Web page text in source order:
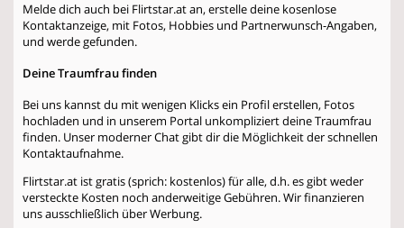
Melde dich auch bei Flirtstar.at an, erstelle deine kosenlose
Kontaktanzeige, mit Fotos, Hobbies und Partnerwunsch-Angaben,
und werde gefunden.
Deine Traumfrau finden
Bei uns kannst du mit wenigen Klicks ein Profil erstellen, Fotos
hochladen und in unserem Portal unkompliziert deine Traumfrau
finden. Unser moderner Chat gibt dir die Möglichkeit der schnellen
Kontaktaufnahme.
Flirtstar.at ist gratis (sprich: kostenlos) für alle, d.h. es gibt weder
versteckte Kosten noch anderweitige Gebühren. Wir finanzieren
uns ausschließlich über Werbung.